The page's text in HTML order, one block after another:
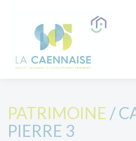
PATRIMOINE /
PIERRE 3